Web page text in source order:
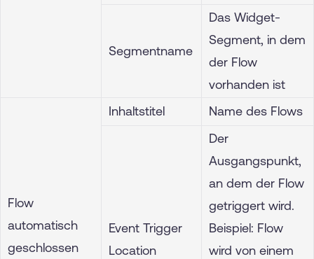
Segmentname
Das Widget-
Segment, in dem
der Flow
vorhanden ist
Flow
automatisch
geschlossen
Inhaltstitel Name des Flows
Event Trigger
Location
Der
Ausgangspunkt,
an dem der Flow
getriggert wird.
Beispiel: Flow
wird von einem